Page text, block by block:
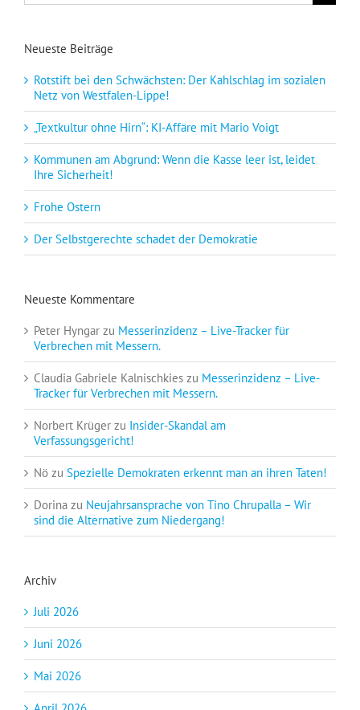
nach:
Neueste Beiträge
Rotstift bei den Schwächsten: Der Kahlschlag im sozialen
Netz von Westfalen-Lippe!
„Textkultur ohne Hirn“: KI-Affäre mit Mario Voigt
Kommunen am Abgrund: Wenn die Kasse leer ist, leidet
Ihre Sicherheit!
Frohe Ostern
Der Selbstgerechte schadet der Demokratie
Neueste Kommentare
Peter Hyngar zu Messerinzidenz – Live-Tracker für
Verbrechen mit Messern.
Claudia Gabriele Kalnischkies zu Messerinzidenz – Live-
Tracker für Verbrechen mit Messern.
Norbert Krüger zu Insider-Skandal am
Verfassungsgericht!
Nö zu Spezielle Demokraten erkennt man an ihren Taten!
Dorina zu Neujahrsansprache von Tino Chrupalla – Wir
sind die Alternative zum Niedergang!
Archiv
Juli 2026
Juni 2026
Mai 2026